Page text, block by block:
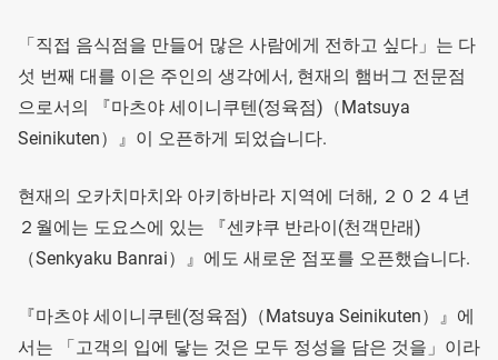
「직접 음식점을 만들어 많은 사람에게 전하고 싶다」는 다
섯 번째 대를 이은 주인의 생각에서, 현재의 햄버그 전문점
으로서의 『마츠야 세이니쿠텐(정육점)（Matsuya
Seinikuten）』이 오픈하게 되었습니다.
현재의 오카치마치와 아키하바라 지역에 더해, ２０２４년
２월에는 도요스에 있는 『센캬쿠 반라이(천객만래)
（Senkyaku Banrai）』에도 새로운 점포를 오픈했습니다.
『마츠야 세이니쿠텐(정육점)（Matsuya Seinikuten）』에
서는 「고객의 입에 닿는 것은 모두 정성을 담은 것을」이라